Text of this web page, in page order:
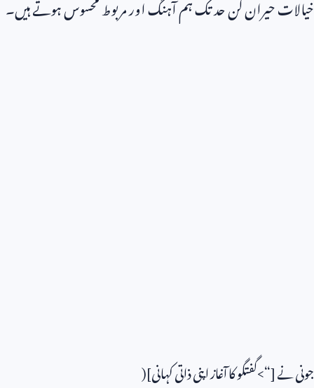
خیالات حیران کن حد تک ہم آہنگ اور مربوط محسوس ہوتے ہیں۔
جونی نے [“>گفتگو کا آغاز اپنی ذاتی کہانی](